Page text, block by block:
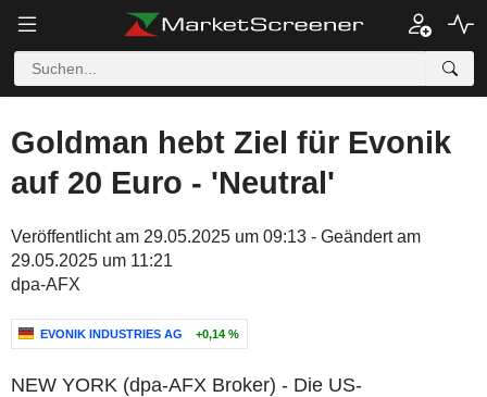
Goldman hebt Ziel für Evonik
auf 20 Euro - 'Neutral'
Veröffentlicht am 29.05.2025 um 09:13 - Geändert am
29.05.2025 um 11:21
dpa-AFX
EVONIK INDUSTRIES AG +0,14 %
NEW YORK (dpa-AFX Broker) - Die US-